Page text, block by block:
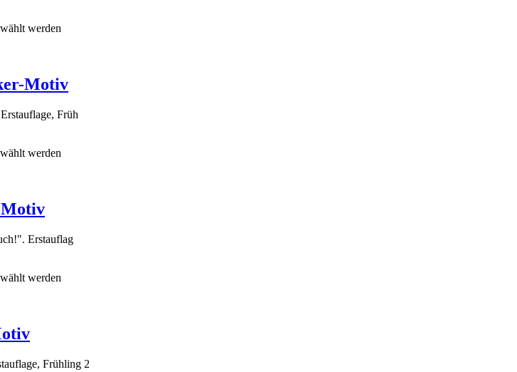
werden
Motiv
Früh
werden
Motiv
Erstauflag
werden
Frühling 2